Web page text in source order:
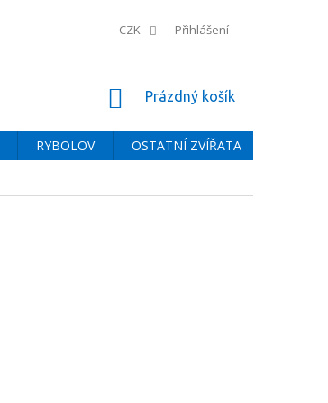
CZK Přihlášení
NÁKUPNÍ
Prázdný košík
RYBOLOV OSTATNÍ ZVÍŘATA